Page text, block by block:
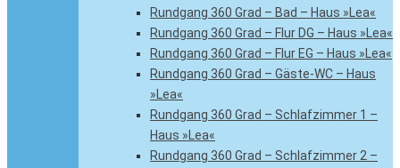
Rundgang 360 Grad – Bad – Haus »Lea«
Rundgang 360 Grad – Flur DG – Haus »Lea«
Rundgang 360 Grad – Flur EG – Haus »Lea«
Rundgang 360 Grad – Gäste-WC – Haus
»Lea«
Rundgang 360 Grad – Schlafzimmer 1 –
Haus »Lea«
Rundgang 360 Grad – Schlafzimmer 2 –